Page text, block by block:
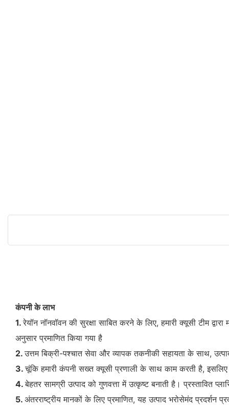
कंपनी के लाभ
1.रेयॉन नॉनवॉवन की सुरक्षा साबित करने के लिए, हमारी क्यूसी टीम
अनुसार प्रमाणित किया गया है
2.उत्तम बिक्री-पश्चात सेवा और व्यापक तकनीकी सहायता के साथ,
3.चूंकि हमारी कंपनी सख्त क्यूसी प्रणाली के साथ काम करती है,
4.बेहतर सामग्री उत्पाद को गुणवत्ता में उत्कृष्ट बनाती है। प्रस्तावित
5. अंतरराष्ट्रीय मानकों के लिए प्रमाणित, यह उत्पाद भरोसेमंद